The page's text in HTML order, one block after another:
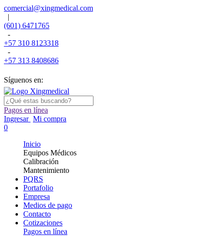
comercial@xingmedical.com
|
(601) 6471765
-
+57 310 8123318
-
+57 313 8408686
Síguenos en:
Pagos en línea
Ingresar Mi compra
0
Inicio
Equipos Médicos
Calibración
Mantenimiento
PQRS
Portafolio
Empresa
Medios de pago
Contacto
Cotizaciones
Pagos en línea